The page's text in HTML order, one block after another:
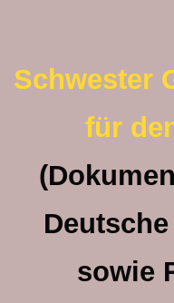
Schwester
für
sowie